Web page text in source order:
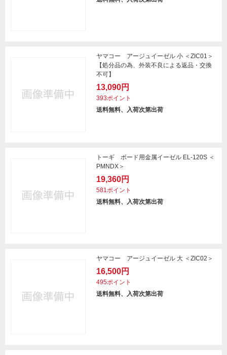
ヤマコー アージュイーゼル 小 ＜ZIC01＞
【処分品の為、外装不良による返品・交換
不可】
13,090円
393ポイント
送料無料、入荷次第出荷
トーギ ボード用金属イーゼル EL-120S ＜
PMNDX＞
19,360円
581ポイント
送料無料、入荷次第出荷
ヤマコー アージュイーゼル 大 ＜ZIC02＞
16,500円
495ポイント
送料無料、入荷次第出荷